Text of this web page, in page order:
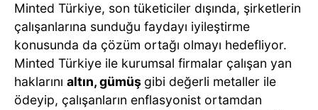
Minted Türkiye, son tüketiciler dışında, şirketlerin
çalışanlarına sunduğu faydayı iyileştirme
konusunda da çözüm ortağı olmayı hedefliyor.
Minted Türkiye ile kurumsal firmalar çalışan yan
haklarını altın, gümüş gibi değerli metaller ile
ödeyip, çalışanların enflasyonist ortamdan